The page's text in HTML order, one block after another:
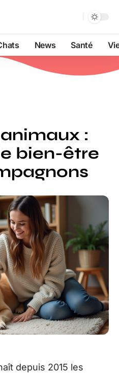
News Santé
:
bien-être
depuis 2015 les